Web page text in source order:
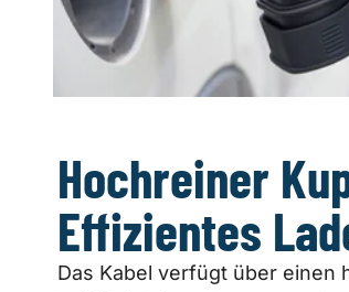
Hochreiner
Effizientes
Das Kabel verfügt über einen